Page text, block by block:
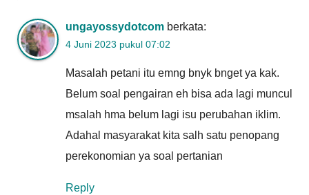
ungayossydotcom berkata:
4 Juni 2023 pukul 07:02
Masalah petani itu emng bnyk bnget ya kak.
Belum soal pengairan eh bisa ada lagi muncul
msalah hma belum lagi isu perubahan iklim.
Adahal masyarakat kita salh satu penopang
perekonomian ya soal pertanian
Reply